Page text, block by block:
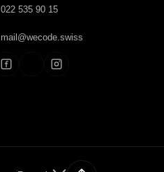
022 535 90 15
mail@wecode.swiss